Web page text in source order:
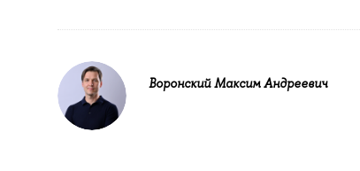
Воронский Максим Андреевич